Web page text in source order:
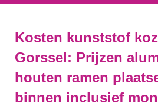
Kosten kunststof
Gorssel: Prijzen
houten ramen
binnen inclusief